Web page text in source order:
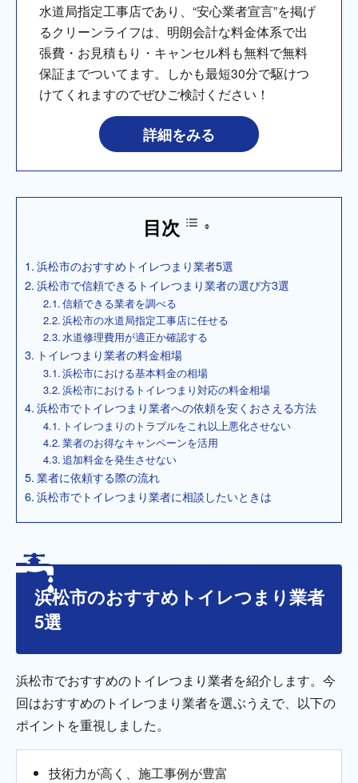
水道局指定工事店であり、“安心業者宣言”を掲げ
るクリーンライフは、明朗会計な料金体系で出
張費・お見積もり・キャンセル料も無料で無料
保証までついてます。しかも最短30分で駆けつ
けてくれますのでぜひご検討ください！
詳細をみる
目次
浜松市のおすすめトイレつまり業者5選
浜松市で信頼できるトイレつまり業者の選び方3選
信頼できる業者を調べる
浜松市の水道局指定工事店に任せる
水道修理費用が適正か確認する
トイレつまり業者の料金相場
浜松市における基本料金の相場
浜松市におけるトイレつまり対応の料金相場
浜松市でトイレつまり業者への依頼を安くおさえる方法
トイレつまりのトラブルをこれ以上悪化させない
業者のお得なキャンペーンを活用
追加料金を発生させない
業者に依頼する際の流れ
浜松市でトイレつまり業者に相談したいときは
浜松市のおすすめトイレつまり業者
5選
浜松市でおすすめのトイレつまり業者を紹介します。今
回はおすすめのトイレつまり業者を選ぶうえで、以下の
ポイントを重視しました。
技術力が高く、施工事例が豊富